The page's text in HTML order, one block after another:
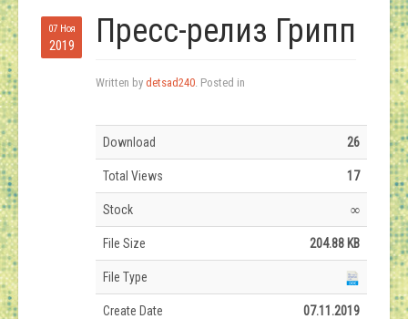
07 Ноя
2019 Пресс-релиз Грипп
Written by detsad240. Posted in
Download 26
Total Views 17
Stock ∞
File Size 204.88 KB
File Type
Create Date 07.11.2019